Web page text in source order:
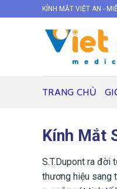
to
KÍNH MẮT VIỆT AN -
TRANG CHỦ
Kính Mắt
S.T.Dupont ra đời
thương hiệu sang